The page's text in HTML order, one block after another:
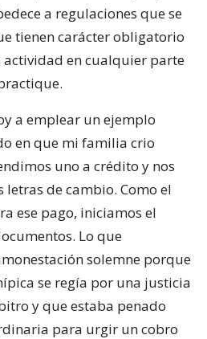
a regulaciones que se
tienen carácter obligatorio
en cualquier parte
a emplear un ejemplo
en que mi familia crio
uno a crédito y nos
letras de cambio. Como el
ese pago, iniciamos el
Lo que
solemne porque
se regía por una justicia
y que estaba penado
para urgir un cobro